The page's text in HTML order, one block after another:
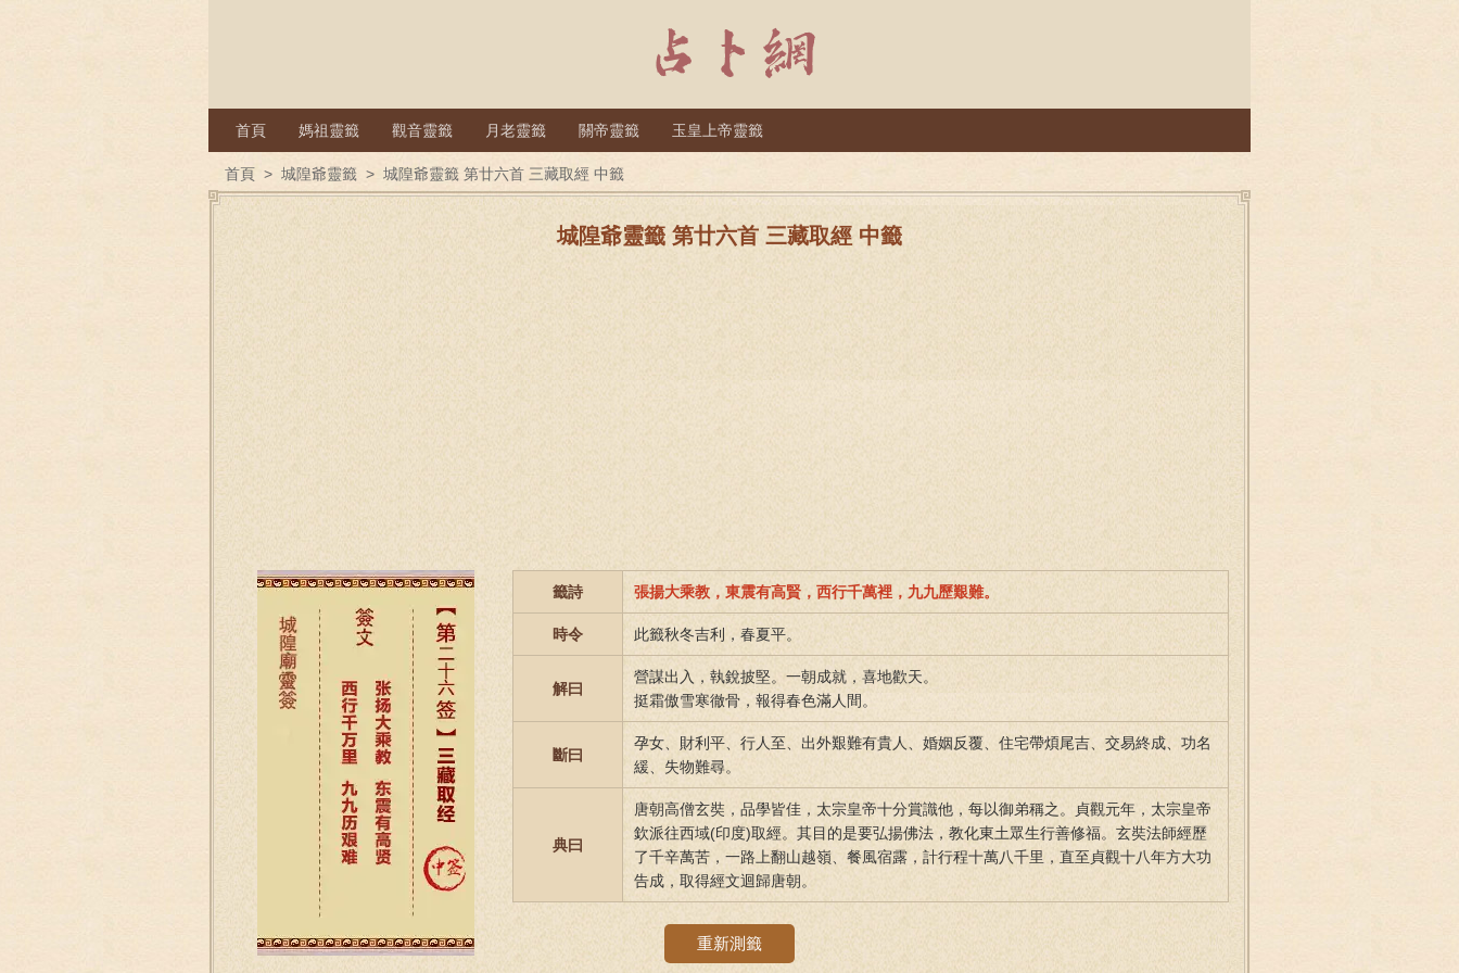
首頁 媽祖靈籤 觀音靈籤 月老靈籤 關帝靈籤 玉皇上帝靈籤
首頁 > 城隍爺靈籤 > 城隍爺靈籤 第廿六首 三藏取經 中籤
城隍爺靈籤 第廿六首 三藏取經 中籤
籤詩 張揚大乘教，東震有高賢，西行千萬裡，九九歷艱難。
時令 此籤秋冬吉利，春夏平。
解曰
營謀出入，執銳披堅。一朝成就，喜地歡天。
挺霜傲雪寒徹骨，報得春色滿人間。
斷曰
孕女、財利平、行人至、出外艱難有貴人、婚姻反覆、住宅帶煩尾吉、交易終成、功名
緩、失物難尋。
典曰
唐朝高僧玄奘，品學皆佳，太宗皇帝十分賞識他，每以御弟稱之。貞觀元年，太宗皇帝
欽派往西域(印度)取經。其目的是要弘揚佛法，教化東土眾生行善修福。玄奘法師經歷
了千辛萬苦，一路上翻山越嶺、餐風宿露，計行程十萬八千里，直至貞觀十八年方大功
告成，取得經文迴歸唐朝。
重新測籤